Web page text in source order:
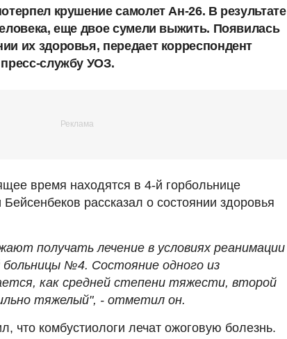
крушение самолет Ан-26. В результате
еще двое сумели выжить. Появилась
их здоровья, передает корреспондент
службу УОЗ.
время находятся в 4-й горбольнице
рассказал о состоянии здоровья
получать лечение в условиях реанимации
больницы №4. Состояние одного из
как средней степени тяжести, второй
тяжелый", - отметил он.
что комбустиологи лечат ожоговую болезнь.